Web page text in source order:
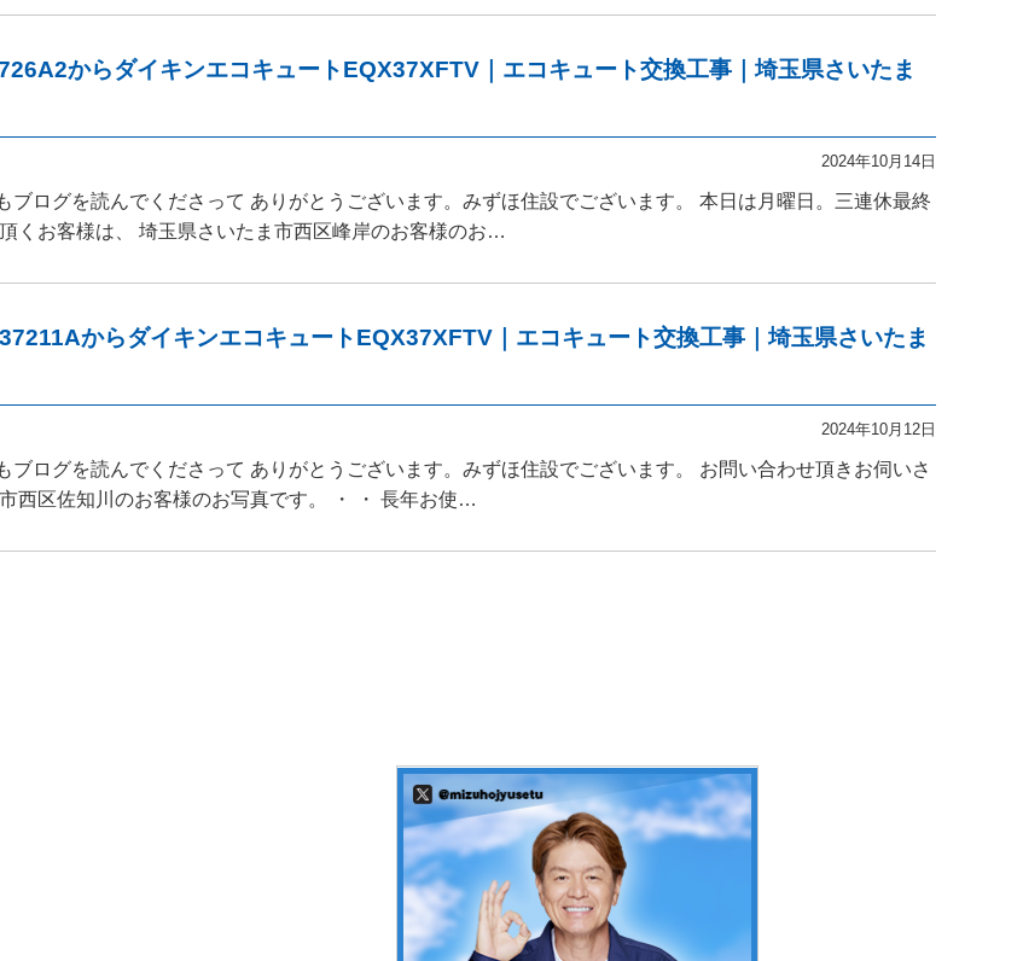
からダイキンエコキュートEQX37XFTV｜エコキュート交換工事｜埼玉県さいたま
2024年10月14日
ブログを読んでくださって ありがとうございます。みずほ住設でございます。 本日は月曜日。三連休最終
くお客様は、 埼玉県さいたま市西区峰岸のお客様のお…
からダイキンエコキュートEQX37XFTV｜エコキュート交換工事｜埼玉県さいたま
2024年10月12日
ブログを読んでくださって ありがとうございます。みずほ住設でございます。 お問い合わせ頂きお伺いさ
西区佐知川のお客様のお写真です。 ・ ・ 長年お使…